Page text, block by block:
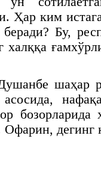
Ҳар ким
Бу,
халққа
шаҳар
Офарин, дегинг